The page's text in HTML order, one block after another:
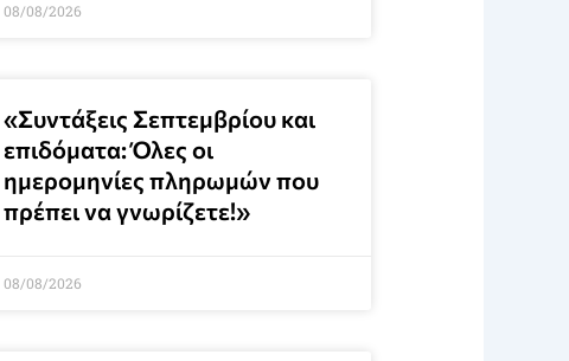
08/08/2026
«Συντάξεις Σεπτεμβρίου και
επιδόματα: Όλες οι
ημερομηνίες πληρωμών που
πρέπει να γνωρίζετε!»
08/08/2026